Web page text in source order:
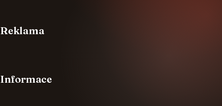
Reklama
Informace